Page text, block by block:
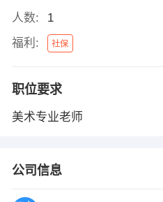
人数:
1
福利:
社保
职位要求
美术专业老师
公司信息